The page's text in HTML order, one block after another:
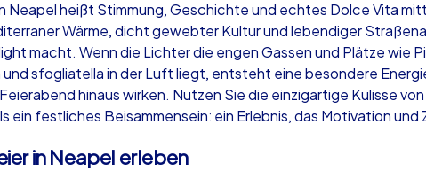
Krimi iPad Tour
Neapel heißt Stimmung, Geschichte und echtes Dolce Vita
Wärme, dicht gewebter Kultur und lebendiger
macht. Wenn die Lichter die engen Gassen und Plätze wie
sfogliatella in der Luft liegt, entsteht eine besondere
hinaus wirken. Nutzen Sie die einzigartige Kulisse
ein festliches Beisammensein: ein Erlebnis, das Motivation
in Neapel erleben